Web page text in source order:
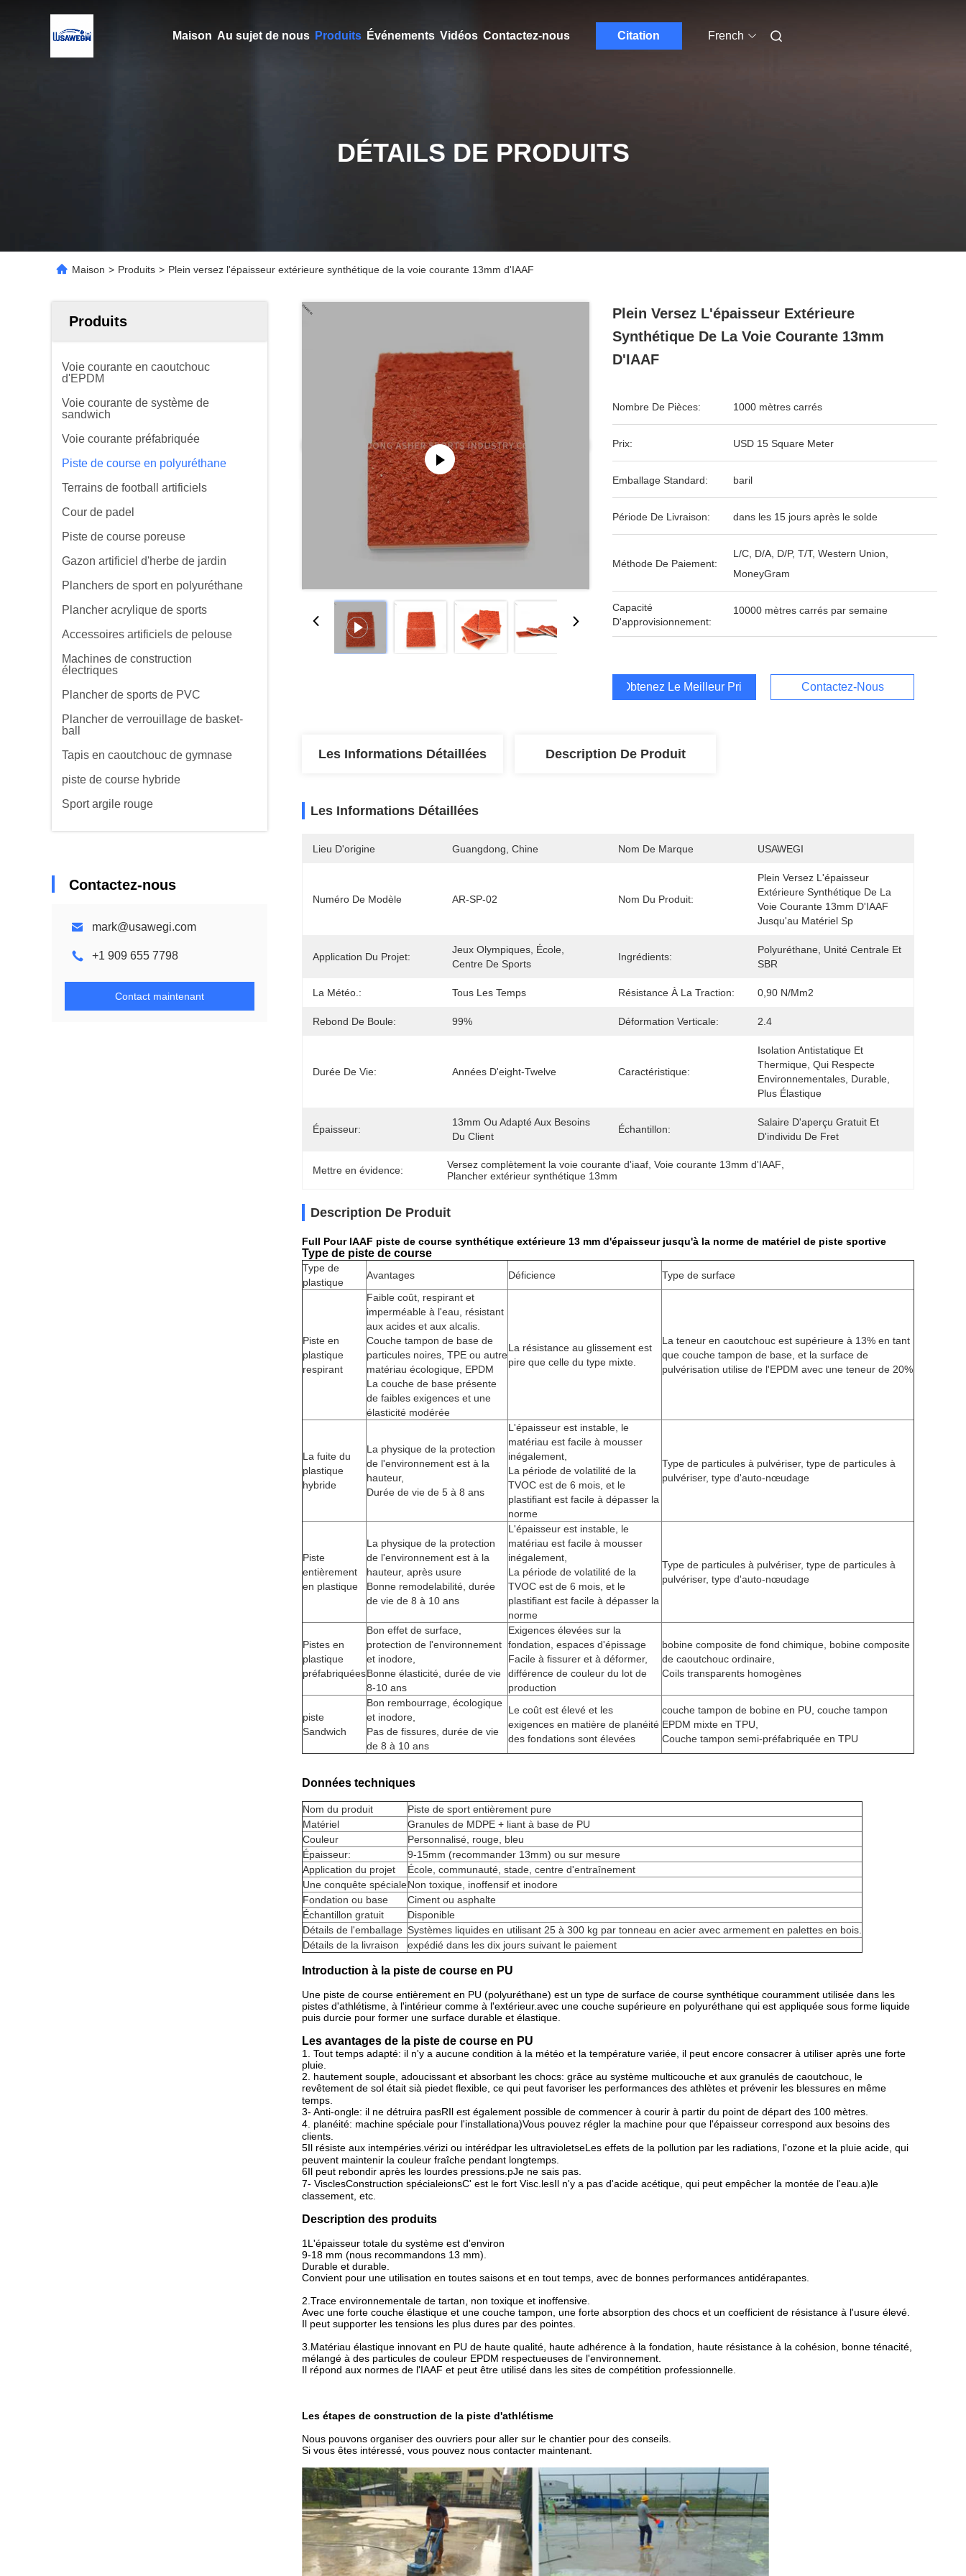
Maison Au sujet de nous Produits Événements Vidéos Contactez-nous Citation French
DÉTAILS DE PRODUITS
Maison > Produits > Plein versez l'épaisseur extérieure synthétique de la voie courante 13mm d'IAAF
Produits
Voie courante en caoutchouc
d'EPDM
Voie courante de système de
sandwich
Voie courante préfabriquée
Piste de course en polyuréthane
Terrains de football artificiels
Cour de padel
Piste de course poreuse
Gazon artificiel d'herbe de jardin
Planchers de sport en polyuréthane
Plancher acrylique de sports
Accessoires artificiels de pelouse
Machines de construction
électriques
Plancher de sports de PVC
Plancher de verrouillage de basket-
ball
Tapis en caoutchouc de gymnase
piste de course hybride
Sport argile rouge
Contactez-nous
mark@usawegi.com
+1 909 655 7798
Contact maintenant
Plein Versez L'épaisseur Extérieure
Synthétique De La Voie Courante 13mm
D'IAAF
Nombre De Pièces: 1000 mètres carrés
Prix: USD 15 Square Meter
Emballage Standard: baril
Période De Livraison: dans les 15 jours après le solde
Méthode De Paiement:
L/C, D/A, D/P, T/T, Western Union,
MoneyGram
Capacité
D'approvisionnement:
10000 mètres carrés par semaine
Obtenez Le Meilleur Prix Contactez-Nous
Les Informations Détaillées Description De Produit
Les Informations Détaillées
Lieu D'origine Guangdong, Chine Nom De Marque USAWEGI
Numéro De Modèle AR-SP-02 Nom Du Produit:
Plein Versez L'épaisseur
Extérieure Synthétique De La
Voie Courante 13mm D'IAAF
Jusqu'au Matériel Sp
Application Du Projet:
Jeux Olympiques, École,
Centre De Sports
Ingrédients:
Polyuréthane, Unité Centrale Et
SBR
La Météo.: Tous Les Temps Résistance À La Traction: 0,90 N/mm2
Rebond De Boule: 99% Déformation Verticale: 2.4
Durée De Vie: Années D'eight-Twelve Caractéristique:
Isolation Antistatique Et
Thermique, Qui Respecte
Environnementales, Durable,
Plus Élastique
Épaisseur:
13mm Ou Adapté Aux Besoins
Du Client
Échantillon:
Salaire D'aperçu Gratuit Et
D'individu De Fret
Mettre en évidence: Versez complètement la voie courante d'iaaf , Voie courante 13mm d'IAAF
Plancher extérieur synthétique 13mm
Description De Produit
Full Pour IAAF piste de course synthétique extérieure 13 mm d'épaisseur jusqu'à la norme de matériel de piste sportive
Type de piste de course
Type de
plastique
Avantages Déficience Type de surface
Piste en
plastique
respirant
Faible coût, respirant et
imperméable à l'eau, résistant
aux acides et aux alcalis.
Couche tampon de base de
particules noires, TPE ou autre
matériau écologique, EPDM
La couche de base présente
de faibles exigences et une
élasticité modérée
La résistance au glissement est
pire que celle du type mixte.
La teneur en caoutchouc est supérieure à 13% en tant
que couche tampon de base, et la surface de
pulvérisation utilise de l'EPDM avec une teneur de 20%
La fuite du
plastique
hybride
La physique de la protection
de l'environnement est à la
hauteur,
Durée de vie de 5 à 8 ans
L'épaisseur est instable, le
matériau est facile à mousser
inégalement,
La période de volatilité de la
TVOC est de 6 mois, et le
plastifiant est facile à dépasser la
norme
Type de particules à pulvériser, type de particules à
pulvériser, type d'auto-nœudage
Piste
entièrement
en plastique
La physique de la protection
de l'environnement est à la
hauteur, après usure
Bonne remodelabilité, durée
de vie de 8 à 10 ans
L'épaisseur est instable, le
matériau est facile à mousser
inégalement,
La période de volatilité de la
TVOC est de 6 mois, et le
plastifiant est facile à dépasser la
norme
Type de particules à pulvériser, type de particules à
pulvériser, type d'auto-nœudage
Pistes en
plastique
préfabriquées
Bon effet de surface,
protection de l'environnement
et inodore,
Bonne élasticité, durée de vie
8-10 ans
Exigences élevées sur la
fondation, espaces d'épissage
Facile à fissurer et à déformer,
différence de couleur du lot de
production
bobine composite de fond chimique, bobine composite
de caoutchouc ordinaire,
Coils transparents homogènes
piste
Sandwich
Bon rembourrage, écologique
et inodore,
Pas de fissures, durée de vie
de 8 à 10 ans
Le coût est élevé et les
exigences en matière de planéité
des fondations sont élevées
couche tampon de bobine en PU, couche tampon
EPDM mixte en TPU,
Couche tampon semi-préfabriquée en TPU
Données techniques
Nom du produit
Piste de sport entièrement pure
Matériel
Granules de MDPE + liant à base de PU
Couleur
Personnalisé, rouge, bleu
Épaisseur:
9-15mm (recommander 13mm) ou sur mesure
Application du projet
École, communauté, stade, centre d'entraînement
Une conquête spécialeNon toxique, inoffensif et inodore
Fondation ou base
Ciment ou asphalte
Échantillon gratuit
Disponible
Détails de l'emballage Systèmes liquides en utilisant 25 à 300 kg par tonneau en acier avec armement en palettes en bois.
Détails de la livraison
expédié dans les dix jours suivant le paiement
Introduction à la piste de course en PU
Une piste de course entièrement en PU (polyuréthane) est un type de surface de course synthétique couramment utilisée dans les
pistes d'athlétisme, à l'intérieur comme à l'extérieur.avec une couche supérieure en polyuréthane qui est appliquée sous forme liquide
puis durcie pour former une surface durable et élastique.
Les avantages de la piste de course en PU
1. Tout temps adapté: il n'y a aucune condition à la météo et la température variée, il peut encore consacrer à utiliser après une forte
pluie.
2. hautement souple, adoucissant et absorbant les chocs: grâce au système multicouche et aux granulés de caoutchouc, le
revêtement de sol était sià piedet flexible, ce qui peut favoriser les performances des athlètes et prévenir les blessures en même
temps.
3- Anti-ongle: il ne détruira pasRIl est également possible de commencer à courir à partir du point de départ des 100 mètres.
4. planéité: machine spéciale pour l'installationa)Vous pouvez régler la machine pour que l'épaisseur correspond aux besoins des
clients.
5Il résiste aux intempéries. vérizi ou intérédpar les ultravioletseLes effets de la pollution par les radiations, l'ozone et la pluie acide, qui
peuvent maintenir la couleur fraîche pendant longtemps.
6Il peut rebondir après les lourdes pressions. pJe ne sais pas.
7- VisclesConstruction spécialeionsC' est le fort Visc. lesIl n'y a pas d'acide acétique, qui peut empêcher la montée de l'eau. a)le
classement, etc.
Description des produits
1L'épaisseur totale du système est d'environ
9-18 mm (nous recommandons 13 mm).
Durable et durable.
Convient pour une utilisation en toutes saisons et en tout temps, avec de bonnes performances antidérapantes.
2. Trace environnementale de tartan, non toxique et inoffensive.
Avec une forte couche élastique et une couche tampon, une forte absorption des chocs et un coefficient de résistance à l'usure élevé.
Il peut supporter les tensions les plus dures par des pointes.
3. Matériau élastique innovant en PU de haute qualité, haute adhérence à la fondation, haute résistance à la cohésion, bonne ténacité,
mélangé à des particules de couleur EPDM respectueuses de l'environnement.
Il répond aux normes de l'IAAF et peut être utilisé dans les sites de compétition professionnelle.
Les étapes de construction de la piste d'athlétisme
Nous pouvons organiser des ouvriers pour aller sur le chantier pour des conseils.
Si vous êtes intéressé, vous pouvez nous contacter maintenant.